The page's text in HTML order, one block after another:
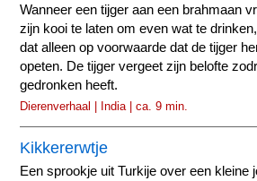
Wanneer een tijger aan een brahmaan
zijn kooi te laten om even wat te
dat alleen op voorwaarde dat de tijger
opeten. De tijger vergeet zijn belofte
gedronken heeft.
Dierenverhaal | India | ca. 9 min.
Kikkererwtje
Een sprookje uit Turkije over een kleine